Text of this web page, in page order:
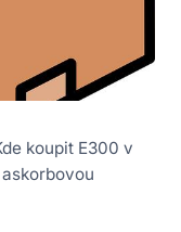
koupit E300 v